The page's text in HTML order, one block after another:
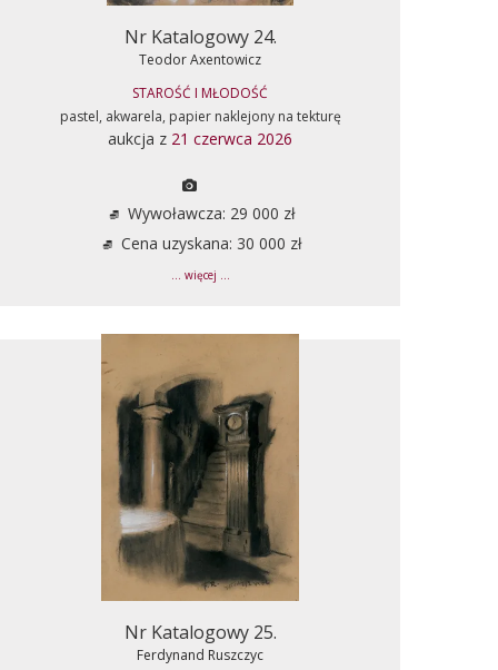
Nr Katalogowy 24.
Teodor Axentowicz
STAROŚĆ I MŁODOŚĆ
pastel, akwarela, papier naklejony na tekturę
aukcja z 21 czerwca 2026
Wywoławcza: 29 000 zł
Cena uzyskana: 30 000 zł
... więcej ...
Nr Katalogowy 25.
Ferdynand Ruszczyc